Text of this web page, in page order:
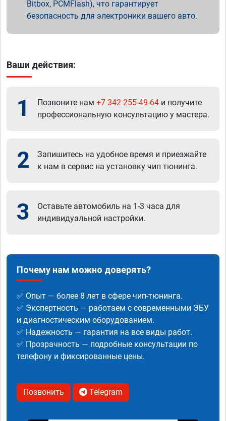
Bitbox, PCMFlash), что гарантирует
безопасность для электроники вашего авто.
Ваши действия:
1 Позвоните нам +7 342 255-49-64 и получите
профессиональную консультацию у мастера.
2
Запишитесь на удобное время и приезжайте
к нам в сервис на установку чип тюнинга.
3
Оставьте автомобиль на 1-3 часа для
индивидуальной настройки.
Почему нам можно доверять?
✅ Опыт — более 8 лет в сфере чип-тюнинга.
✅ Экспертность — работаем с современными ЭБУ
и диагностическим оборудованием.
✅ Надежность — гарантия на все виды работ.
✅ Прозрачность — подробные консультации по
телефону и фиксированные цены.
Позвонить Telegram